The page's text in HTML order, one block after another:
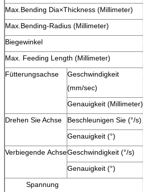
Max.Bending Dia×Thickness (Millimeter)
Max.Bending-Radius (Millimeter)
Biegewinkel
Max. Feeding Length (Millimeter)
Fütterungsachse
Geschwindigkeit
(mm/sec)
Genauigkeit (Millimeter)
Drehen Sie Achse
Beschleunigen Sie (°/s)
Genauigkeit (°)
Verbiegende AchseGeschwindigkeit (°/s)
Genauigkeit (°)
Spannung